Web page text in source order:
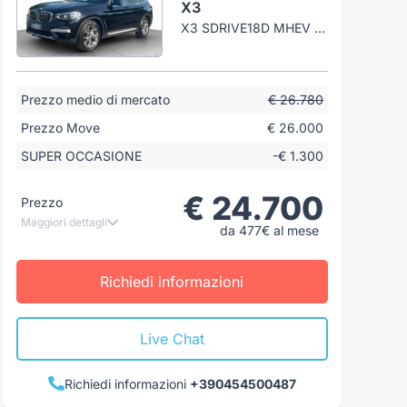
X3
X3 SDRIVE18D MHEV 48V AUTO
Prezzo medio di mercato
€ 26.780
Prezzo Move
€ 26.000
SUPER OCCASIONE
-€ 1.300
Prezzo
Maggiori dettagli € 24.700
da 477€ al mese
Richiedi informazioni
Live Chat
Richiedi informazioni +390454500487